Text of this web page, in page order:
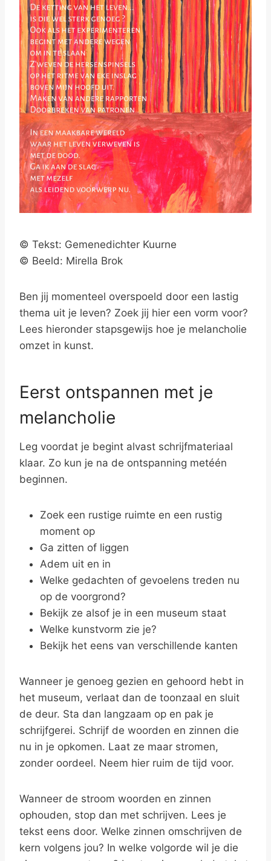
© Tekst: Gemenedichter Kuurne
© Beeld: Mirella Brok
Ben jij momenteel overspoeld door een lastig
thema uit je leven? Zoek jij hier een vorm voor?
Lees hieronder stapsgewijs hoe je melancholie
omzet in kunst.
Eerst ontspannen met je
melancholie
Leg voordat je begint alvast schrijfmateriaal
klaar. Zo kun je na de ontspanning metéén
beginnen.
Zoek een rustige ruimte en een rustig
moment op
Ga zitten of liggen
Adem uit en in
Welke gedachten of gevoelens treden nu
op de voorgrond?
Bekijk ze alsof je in een museum staat
Welke kunstvorm zie je?
Bekijk het eens van verschillende kanten
Wanneer je genoeg gezien en gehoord hebt in
het museum, verlaat dan de toonzaal en sluit
de deur. Sta dan langzaam op en pak je
schrijfgerei. Schrijf de woorden en zinnen die
nu in je opkomen. Laat ze maar stromen,
zonder oordeel. Neem hier ruim de tijd voor.
Wanneer de stroom woorden en zinnen
ophouden, stop dan met schrijven. Lees je
tekst eens door. Welke zinnen omschrijven de
kern volgens jou? In welke volgorde wil je die